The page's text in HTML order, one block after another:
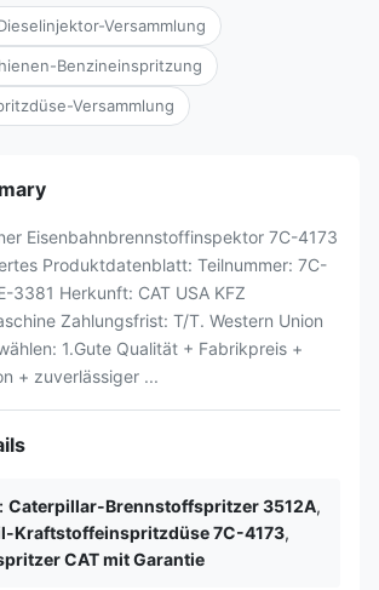
Versammlung
Benzineinspritzung
Versammlung
Eisenbahnbrennstoffinspektor 7C-4173
Produktdatenblatt: Teilnummer: 7C-
3381 Herkunft: CAT USA KFZ
Zahlungsfrist: T/T. Western Union
1.Gute Qualität + Fabrikpreis +
+ zuverlässiger ...
Caterpillar-Brennstoffspritzer 3512A,
Kraftstoffeinspritzdüse 7C-4173,
CAT mit Garantie